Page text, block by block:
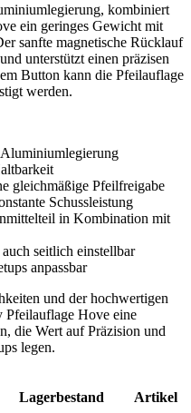
kombiniert
ein geringes Gewicht mit
sanfte magnetische Rücklauf
unterstützt einen präzisen
Button kann die Pfeilauflage
werden.
gleichmäßige Pfeilfreigabe
Schussleistung
in Kombination mit
seitlich einstellbar
anpassbar
und der hochwertigen
Pfeilauflage Hove eine
die Wert auf Präzision und
legen.
Lagerbestand Artikel